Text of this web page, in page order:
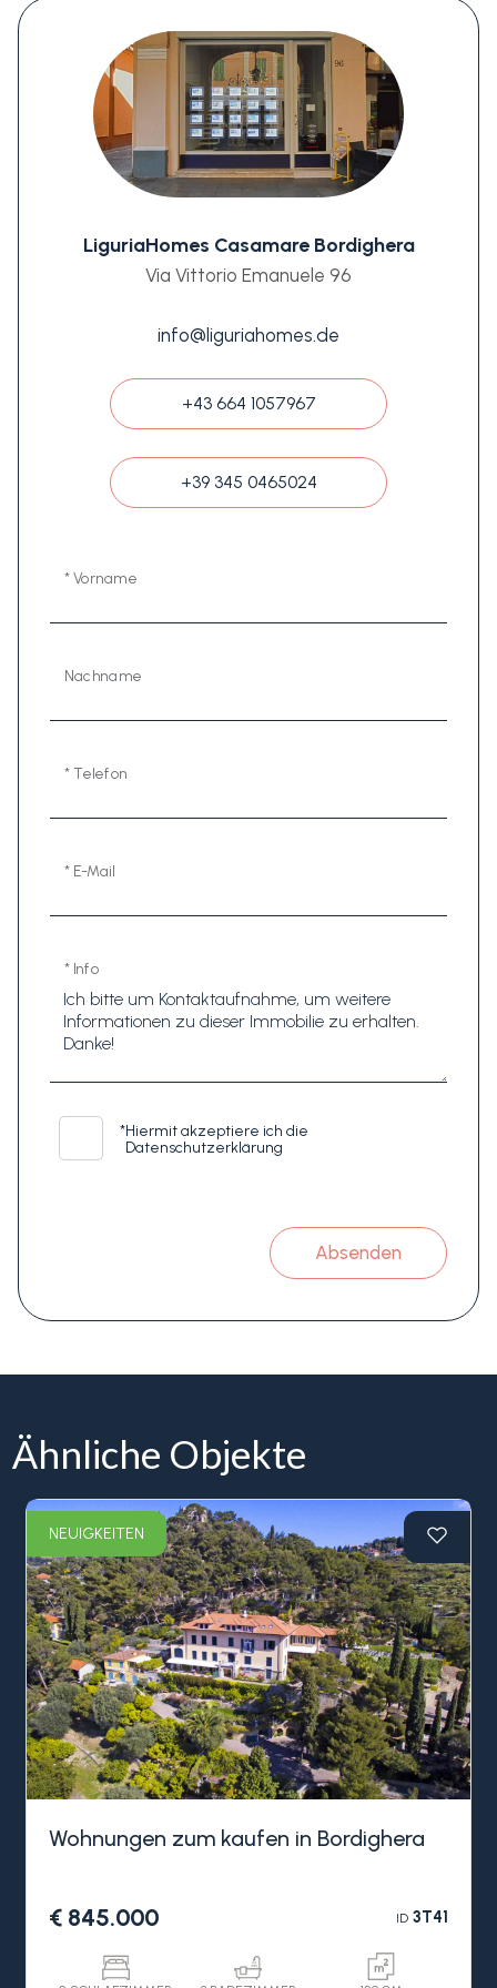
LiguriaHomes Casamare Bordighera
Via Vittorio Emanuele 96
info@liguriahomes.de
+43 664 1057967
+39 345 0465024
* Vorname
Nachname
* Telefon
* E-Mail
* Info
*Hiermit akzeptiere ich die
Datenschutzerklärung
Absenden
Ähnliche Objekte
NEUIGKEITEN
Wohnungen zum kaufen in Bordighera
€ 845.000 ID3T41